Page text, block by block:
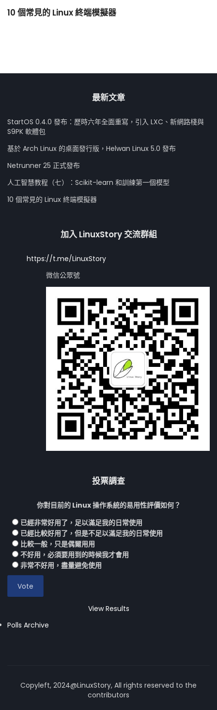
10 個常見的 Linux 終端模擬器
最新文章
StartOS 0.4.0 發布：歷時六年全面重寫，引入 LXC、新網路棧與
S9PK 軟體包
基於 Arch Linux 的桌面發行版，Helwan Linux 5.0 發布
Netrunner 25 正式發布
人工智慧教程（七）：Scikit-learn 和訓練第一個模型
10 個常見的 Linux 終端模擬器
加入 LinuxStory 交流群組
https://t.me/LinuxStory
微信公眾號
投票調查
你對目前的 Linux 操作系統的易用性評價如何？
已經非常好用了，足以滿足我的日常使用
已經比較好用了，但是不足以滿足我的日常使用
比較一般，只是偶爾用用
不好用，必須要用到的時候我才會用
非常不好用，盡量避免使用
View Results
Polls Archive
Copyleft, 2024@LinuxStory, All rights reserved to the
contributors